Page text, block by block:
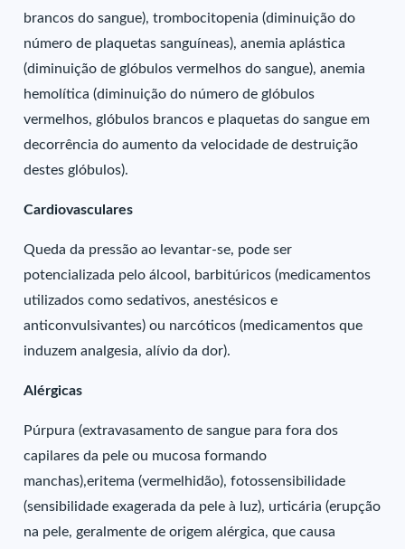
brancos do sangue), trombocitopenia (diminuição do
número de plaquetas sanguíneas), anemia aplástica
(diminuição de glóbulos vermelhos do sangue), anemia
hemolítica (diminuição do número de glóbulos
vermelhos, glóbulos brancos e plaquetas do sangue em
decorrência do aumento da velocidade de destruição
destes glóbulos).
Cardiovasculares
Queda da pressão ao levantar-se, pode ser
potencializada pelo álcool, barbitúricos (medicamentos
utilizados como sedativos, anestésicos e
anticonvulsivantes) ou narcóticos (medicamentos que
induzem analgesia, alívio da dor).
Alérgicas
Púrpura (extravasamento de sangue para fora dos
capilares da pele ou mucosa formando
manchas),eritema (vermelhidão), fotossensibilidade
(sensibilidade exagerada da pele à luz), urticária (erupção
na pele, geralmente de origem alérgica, que causa